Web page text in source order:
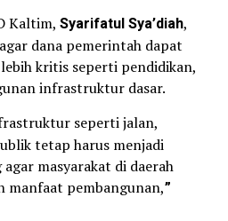
Kaltim, Syarifatul Sya’diah,
dana pemerintah dapat
kritis seperti pendidikan,
infrastruktur dasar.
seperti jalan,
tetap harus menjadi
masyarakat di daerah
manfaat pembangunan,”